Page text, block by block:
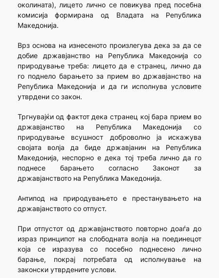
околината), лицето лично се повикува пред посебна
комисија формирана од Владата на Република
Македонија.
Врз основа на изнесеното произлегува дека за да се
добие државјанство на Република Македонија со
природување треба: лицето да е странец, лично да
го поднело барањето за прием во државјанство на
Република Македонија и да ги исполнува условите
утврдени со закон.
Тргнувајќи од фактот дека странец кој бара прием во
државјанство на Република Македонија со
природување всушност доброволно ја искажува
својата волја да биде државјанин на Република
Македонија, неспорно е дека тој треба лично да го
поднесе барањето согласно Законот за
државјанството на Република Македонија.
Антипод на природувањето е престанувањето на
државјанството со отпуст.
При отпустот од државјанството повторно доаѓа до
израз принципот на слободната волја на поединецот
која се изразува со посебно поднесено лично
барање, покрај потребата од исполнување на
законски утврдените услови.